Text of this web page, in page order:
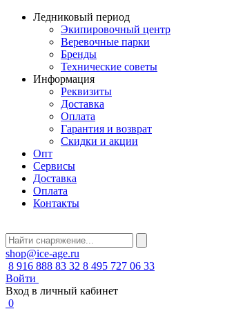
Ледниковый период
Экипировочный центр
Веревочные парки
Бренды
Технические советы
Информация
Реквизиты
Доставка
Оплата
Гарантия и возврат
Скидки и акции
Опт
Сервисы
Доставка
Оплата
Контакты
shop@ice-age.ru
8 916 888 83 32 8 495 727 06 33
Войти
Вход в личный кабинет
0